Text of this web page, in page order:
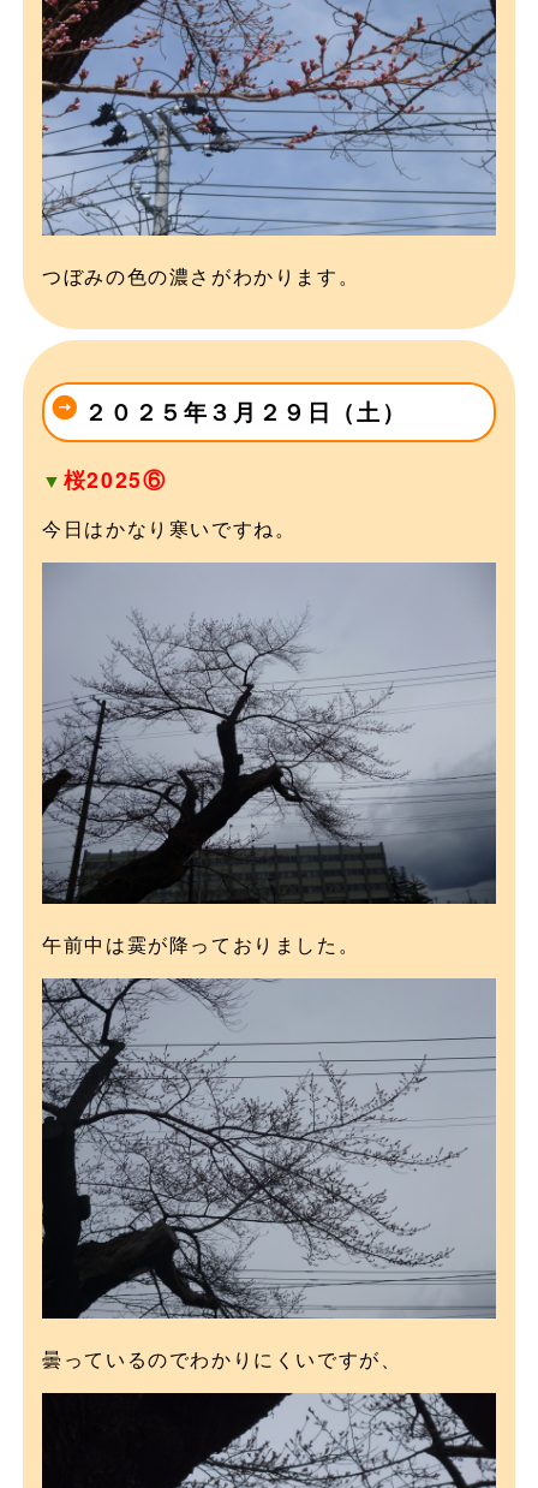
つぼみの色の濃さがわかります。
２０２５年３月２９日（土）
▼ 桜2025⑥
今日はかなり寒いですね。
午前中は霙が降っておりました。
曇っているのでわかりにくいですが、